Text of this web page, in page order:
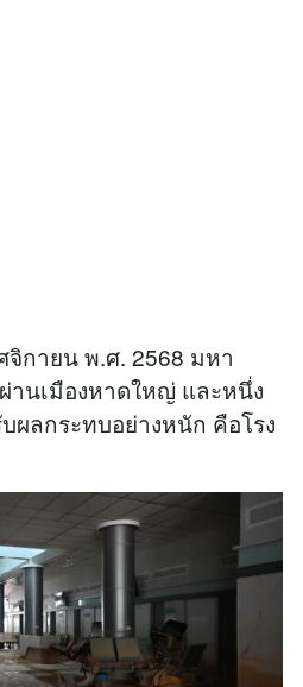
กายน พ.ศ. 2568 มหา
นเมืองหาดใหญ่ และหนึ่ง
ลกระทบอย่างหนัก คือโรง